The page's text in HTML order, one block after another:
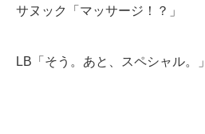
サヌック「マッサージ！？」
LB「そう。あと、スペシャル。」